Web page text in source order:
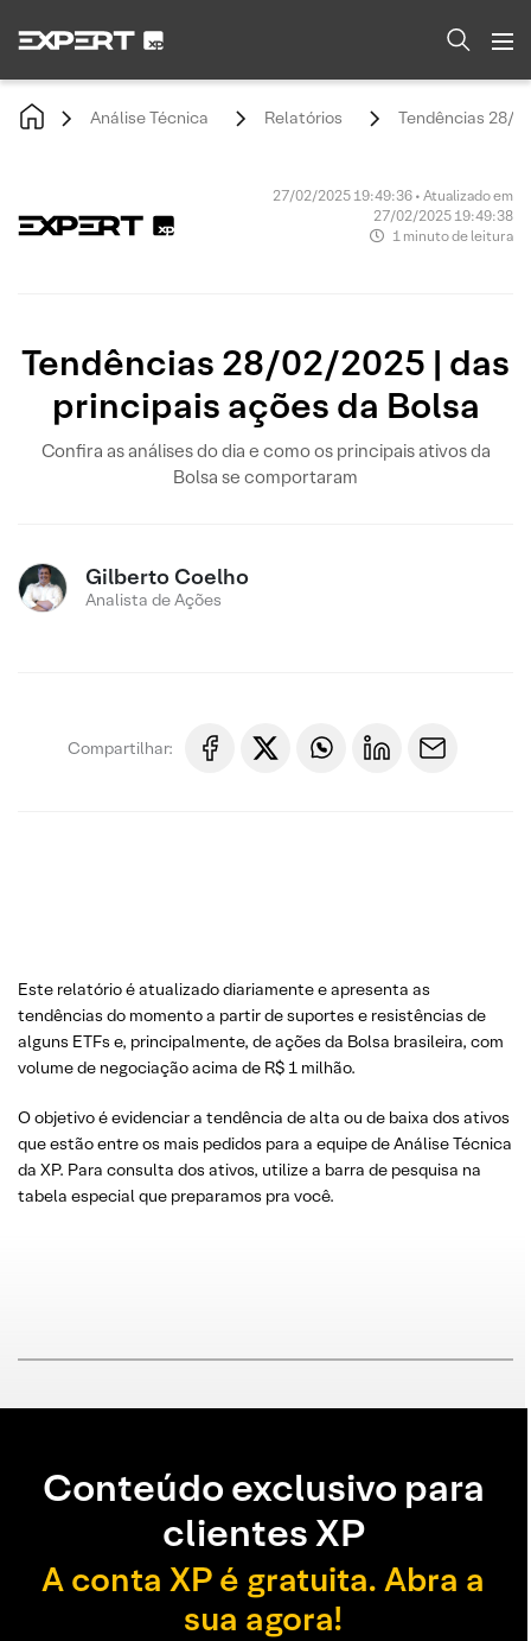
Análise Técnica Relatórios Tendências 28/
27/02/2025 19:49:36 • Atualizado em
27/02/2025 19:49:38
1 minuto de leitura
Tendências 28/02/2025 | das
principais ações da Bolsa
Confira as análises do dia e como os principais ativos da
Bolsa se comportaram
Gilberto Coelho
Analista de Ações
Compartilhar:
Este relatório é atualizado diariamente e apresenta as
tendências do momento a partir de suportes e resistências de
alguns ETFs e, principalmente, de ações da Bolsa brasileira, com
volume de negociação acima de R$ 1 milhão.
O objetivo é evidenciar a tendência de alta ou de baixa dos ativos
que estão entre os mais pedidos para a equipe de Análise Técnica
da XP. Para consulta dos ativos, utilize a barra de pesquisa na
tabela especial que preparamos pra você.
Conteúdo exclusivo para
clientes XP
A conta XP é gratuita. Abra a
sua agora!